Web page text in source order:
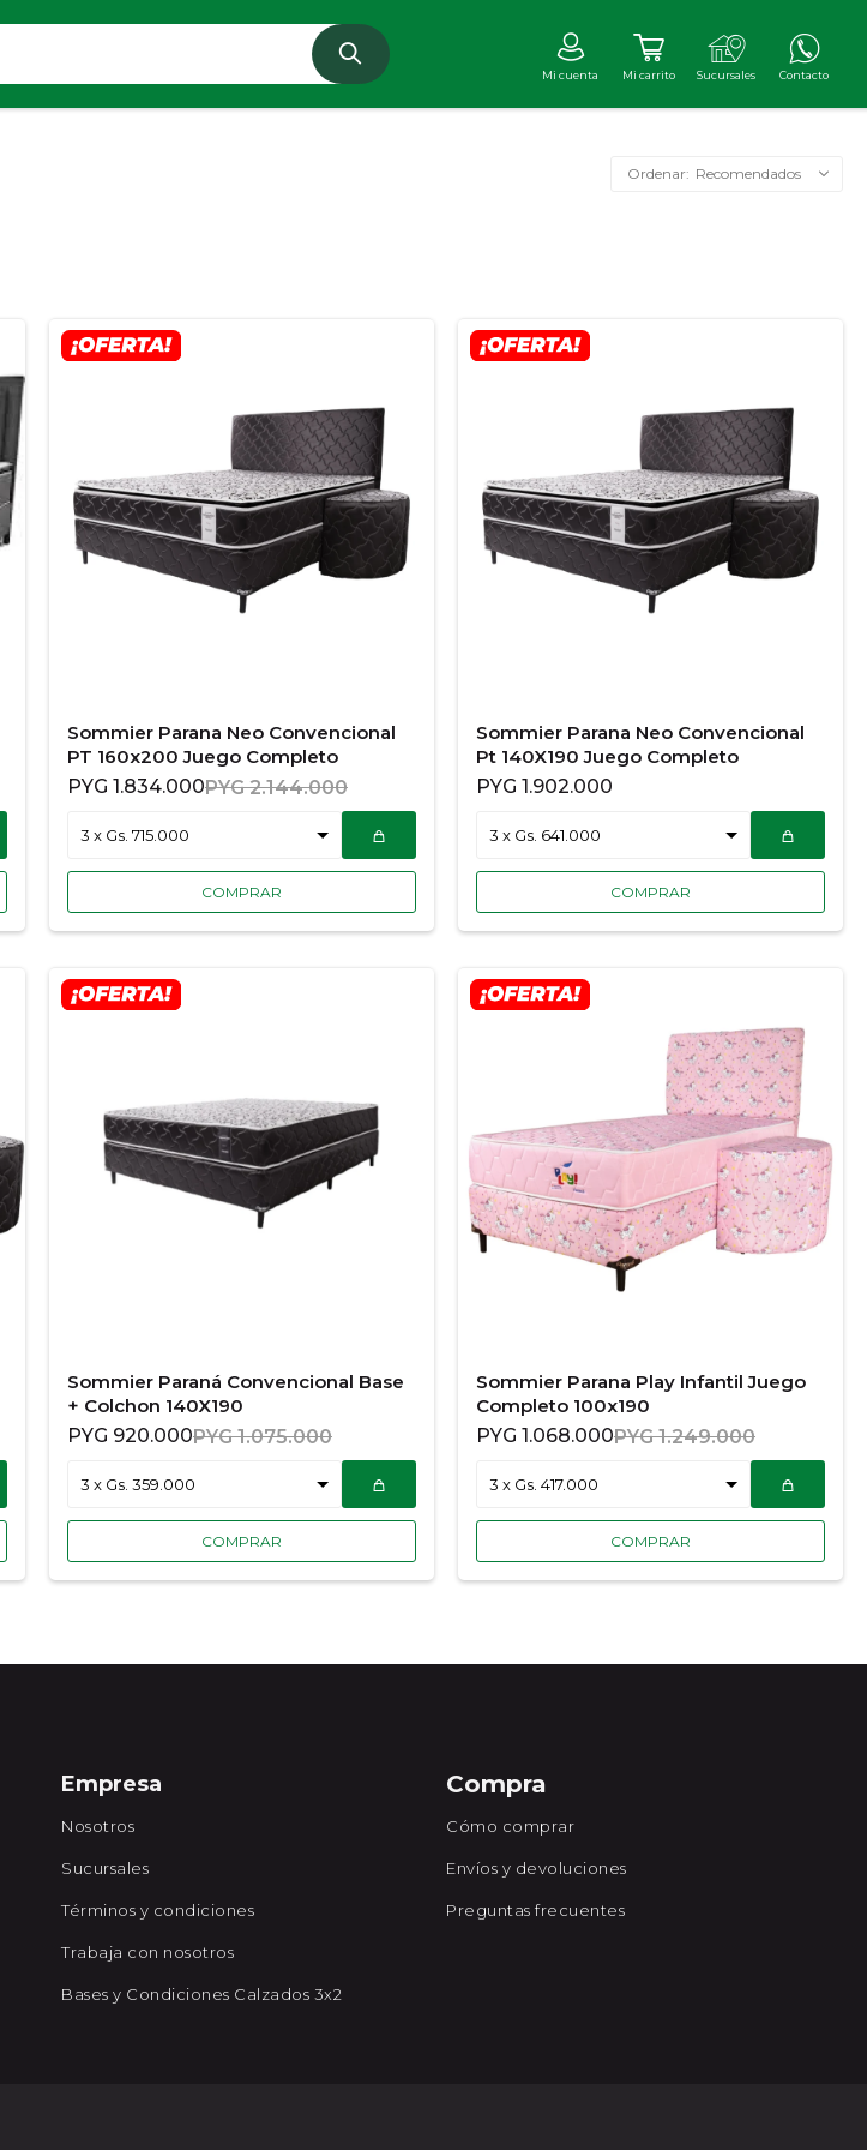
Recomendados
Sommier Parana Neo Convencional
PT 160x200 Juego Completo
PYG 1.834.000PYG 2.144.000
Sommier Parana Neo Convencional
Pt 140X190 Juego Completo
PYG 1.902.000
Sommier Paraná Convencional Base
+ Colchon 140X190
PYG 920.000PYG 1.075.000
Sommier Parana Play Infantil Juego
Completo 100x190
PYG 1.068.000PYG 1.249.000
Empresa
Nosotros
Sucursales
Términos y condiciones
Trabaja con nosotros
Bases y Condiciones Calzados 3x2
Compra
Cómo comprar
Envíos y devoluciones
Preguntas frecuentes